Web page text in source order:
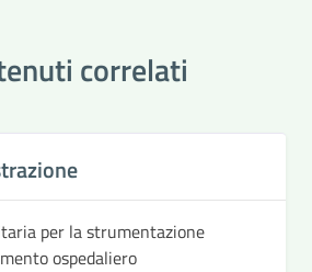
correlati
per la strumentazione
ospedaliero